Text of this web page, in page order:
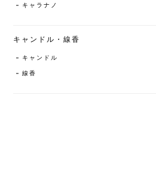
キャラナノ
キャンドル・線香
キャンドル
線香